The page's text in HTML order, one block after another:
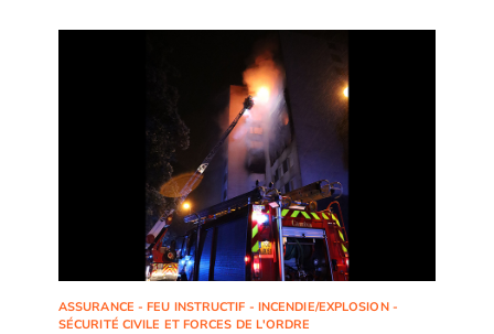
ASSURANCE - FEU INSTRUCTIF - INCENDIE/EXPLOSION -
SÉCURITÉ CIVILE ET FORCES DE L'ORDRE